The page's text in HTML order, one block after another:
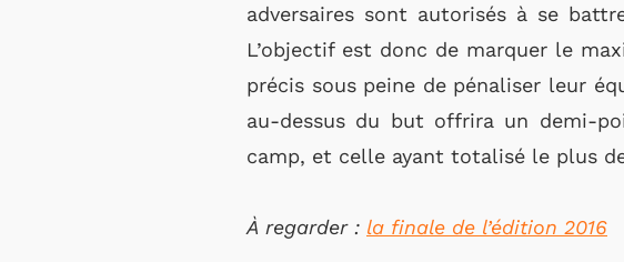
adversaires sont autorisés à se
L’objectif est donc de marquer le
précis sous peine de pénaliser leur
au-dessus du but offrira un demi-
camp, et celle ayant totalisé le plus
À regarder : la finale de l’édition 2016